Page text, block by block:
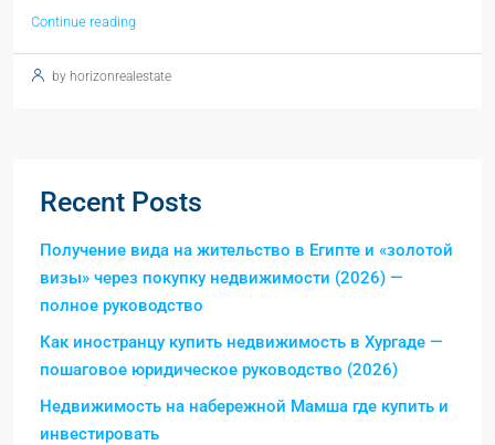
Continue reading
by horizonrealestate
Recent Posts
Получение вида на жительство в Египте и «золотой
визы» через покупку недвижимости (2026) —
полное руководство
Как иностранцу купить недвижимость в Хургаде —
пошаговое юридическое руководство (2026)
Недвижимость на набережной Мамша где купить и
инвестировать